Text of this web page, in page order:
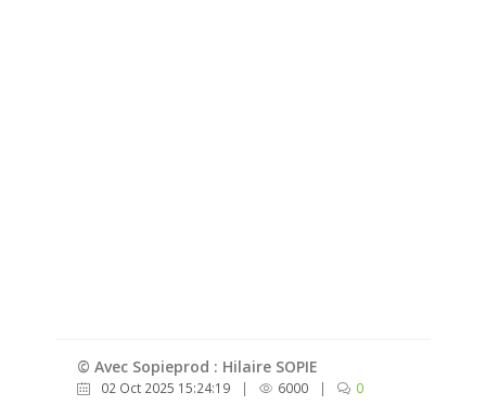
© Avec Sopieprod : Hilaire SOPIE
02 Oct 2025 15:24:19 | 6000 | 0